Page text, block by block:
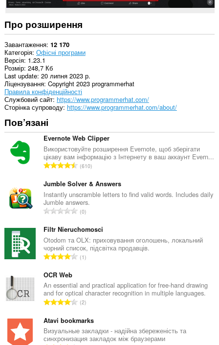
Про розширення
Завантаження 12 170
Категорія Офісні програми
Версія 1.23.1
Розмір 248,7 Кб
Last update 20 липня 2023 р.
Ліцензування Copyright 2023 programmerhat
Правила конфіденційності
Службовий сайт https://www.programmerhat.com/
Сторінка супроводу https://www.programmerhat.com/about/
Пов’язані
Evernote Web Clipper
Використовуйте розширення Evernote, щоб зберігати
цікаву вам інформацію з Інтернету в ваш аккаунт Evern...
З
г
а
л
ь
а
к
і
л
к
і
с
ь
о
ц
610
Jumble Solver & Answers
Instantly unscramble letters to find valid words. Includes daily
Jumble answers.
З
г
а
л
ь
к
і
л
ь
к
і
0
Filtr Nieruchomosci
Otodom та OLX: приховування оголошень, локальний
чорний список, підсвітка продавців.
З
а
л
ь
а
к
1
OCR Web
An essential and practical application for free-hand drawing
and for optical character recognition in multiple languages.
З
г
а
л
2
Atavi bookmarks
Визуальные закладки - надійна збереженість та
синхронизация закладок між браузерами